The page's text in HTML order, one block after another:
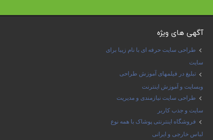
آگهی های ویژه
طراحی سایت حرفه ای با نام زیبا برای
سایت
تبلیغ در فیلمهای آموزش طراحی
وبسایت و آموزش اینترنت
طراحی سایت نیازمندی و مدیریت
سایت و جذب کاربر
فروشگاه اینترنتی پوشاک با همه نوع
لباس خارجی و ایرانی